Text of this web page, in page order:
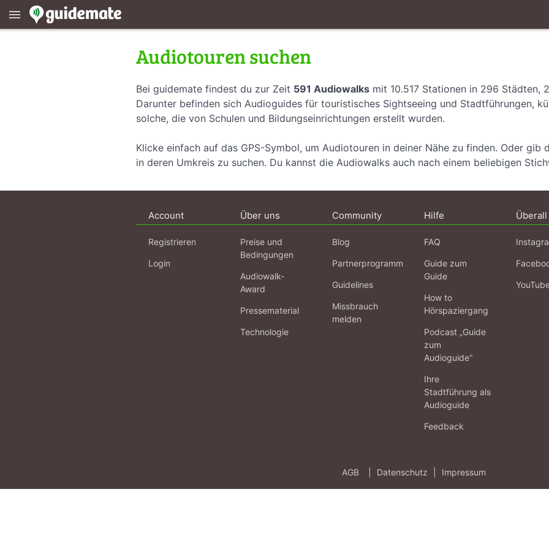
menu
Audiotouren suchen
Bei guidemate findest du zur Zeit 591 Audiowalks mit 10.517 Stationen in 296 Städten,
Darunter befinden sich Audioguides für touristisches Sightseeing und Stadtführungen,
solche, die von Schulen und Bildungseinrichtungen erstellt wurden.
Klicke einfach auf das GPS-Symbol, um Audiotouren in deiner Nähe zu finden. Oder gib
in deren Umkreis zu suchen. Du kannst die Audiowalks auch nach einem beliebigen
Account
Registrieren
Login
Über uns
Preise und
Bedingungen
Audiowalk-
Award
Pressematerial
Technologie
Community
Blog
Partnerprogramm
Guidelines
Missbrauch
melden
Hilfe
FAQ
Guide zum
Guide
How to
Hörspaziergang
Podcast „Guide
zum
Audioguide“
Ihre
Stadtführung als
Audioguide
Feedback
Überall
AGB Datenschutz Impressum